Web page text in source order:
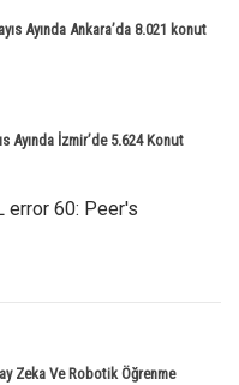
Ayında Ankara’da 8.021 konut
Ayında İzmir’de 5.624 Konut
error 60: Peer's
Zeka Ve Robotik Öğrenme